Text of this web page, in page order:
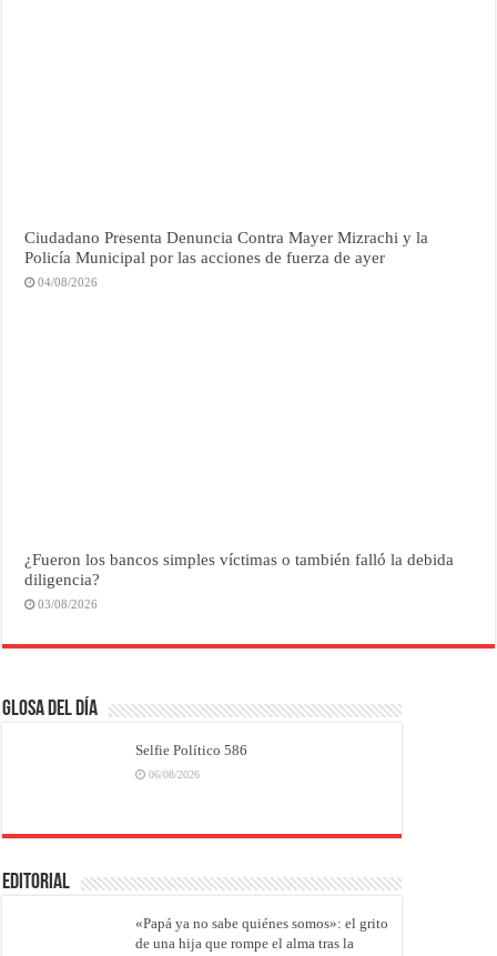
Ciudadano Presenta Denuncia Contra Mayer Mizrachi y la
Policía Municipal por las acciones de fuerza de ayer
04/08/2026
¿Fueron los bancos simples víctimas o también falló la debida
diligencia?
03/08/2026
Glosa del Día
Selfie Político 586
06/08/2026
EDITORIAL
«Papá ya no sabe quiénes somos»: el grito
de una hija que rompe el alma tras la